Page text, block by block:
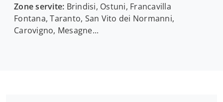
Zone servite: Brindisi, Ostuni, Francavilla
Fontana, Taranto, San Vito dei Normanni,
Carovigno, Mesagne...